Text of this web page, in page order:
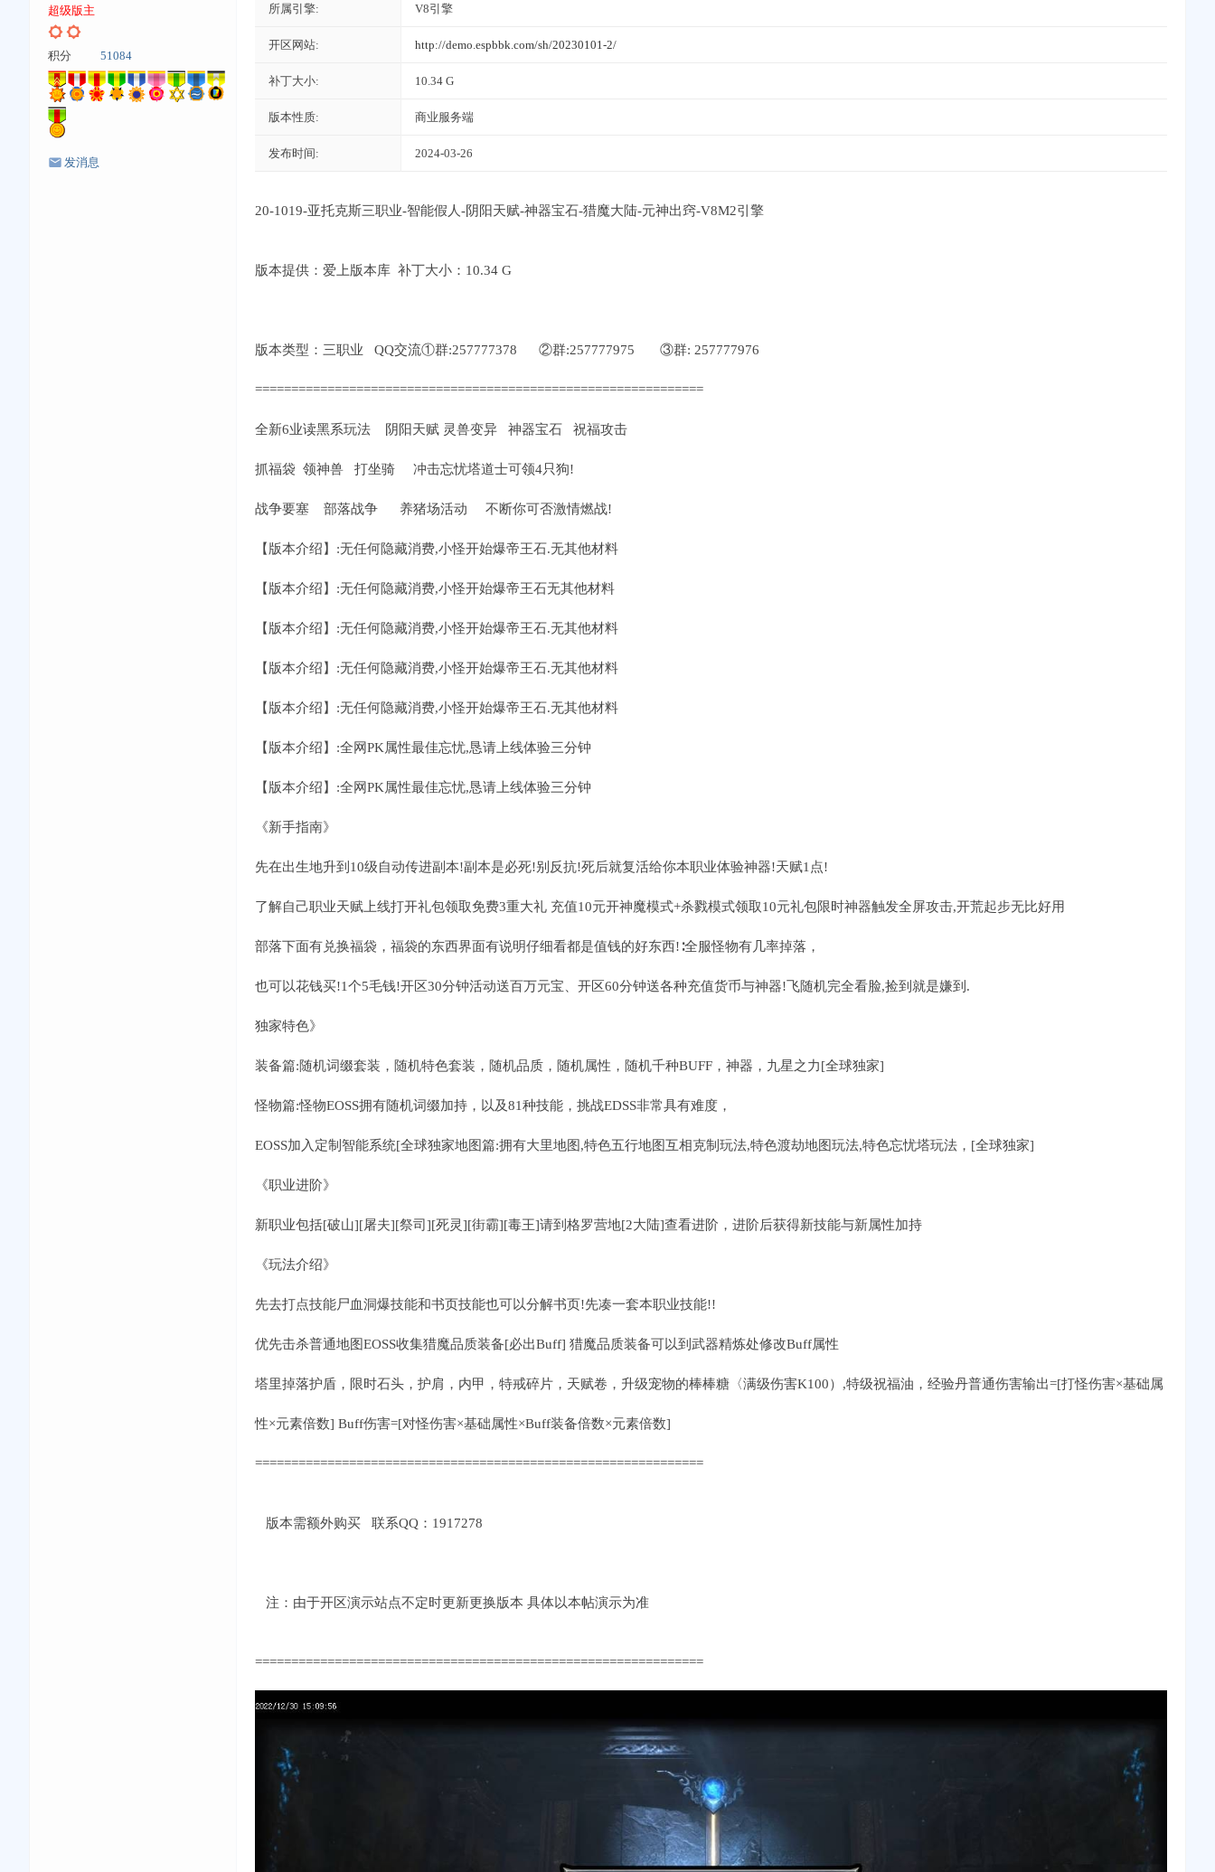
超级版主
积分 51084
发消息
所属引擎: V8引擎
开区网站: http://demo.espbbk.com/sh/20230101-2/
补丁大小: 10.34 G
版本性质: 商业服务端
发布时间: 2024-03-26
20-1019-亚托克斯三职业-智能假人-阴阳天赋-神器宝石-猎魔大陆-元神出窍-V8M2引擎
版本提供：爱上版本库 补丁大小：10.34 G
版本类型：三职业 QQ交流①群:257777378 ②群:257777975 ③群: 257777976
==============================================================
全新6业读黑系玩法 阴阳天赋 灵兽变异 神器宝石 祝福攻击
抓福袋 领神兽 打坐骑 冲击忘忧塔道士可领4只狗!
战争要塞 部落战争 养猪场活动 不断你可否激情燃战!
【版本介绍】:无任何隐藏消费,小怪开始爆帝王石.无其他材料
【版本介绍】:无任何隐藏消费,小怪开始爆帝王石无其他材料
【版本介绍】:无任何隐藏消费,小怪开始爆帝王石.无其他材料
【版本介绍】:无任何隐藏消费,小怪开始爆帝王石.无其他材料
【版本介绍】:无任何隐藏消费,小怪开始爆帝王石.无其他材料
【版本介绍】:全网PK属性最佳忘忧,恳请上线体验三分钟
【版本介绍】:全网PK属性最佳忘忧,恳请上线体验三分钟
《新手指南》
先在出生地升到10级自动传进副本!副本是必死!别反抗!死后就复活给你本职业体验神器!天赋1点!
了解自己职业天赋上线打开礼包领取免费3重大礼 充值10元开神魔模式+杀戮模式领取10元礼包限时神器触发全屏攻击,开荒起步无比好用
部落下面有兑换福袋，福袋的东西界面有说明仔细看都是值钱的好东西!∶全服怪物有几率掉落，
也可以花钱买!1个5毛钱!开区30分钟活动送百万元宝、开区60分钟送各种充值货币与神器!飞随机完全看脸,捡到就是嫌到.
独家特色》
装备篇:随机词缀套装，随机特色套装，随机品质，随机属性，随机千种BUFF，神器，九星之力[全球独家]
怪物篇:怪物EOSS拥有随机词缀加持，以及81种技能，挑战EDSS非常具有难度，
EOSS加入定制智能系统[全球独家地图篇:拥有大里地图,特色五行地图互相克制玩法,特色渡劫地图玩法,特色忘忧塔玩法，[全球独家]
《职业进阶》
新职业包括[破山][屠夫][祭司][死灵][街霸][毒王]请到格罗营地[2大陆]查看进阶，进阶后获得新技能与新属性加持
《玩法介绍》
先去打点技能尸血洞爆技能和书页技能也可以分解书页!先凑一套本职业技能!!
优先击杀普通地图EOSS收集猎魔品质装备[必出Buff] 猎魔品质装备可以到武器精炼处修改Buff属性
塔里掉落护盾，限时石头，护肩，内甲，特戒碎片，天赋卷，升级宠物的棒棒糖〈满级伤害K100）,特级祝福油，经验丹普通伤害输出=[打怪伤害×基础属
性×元素倍数] Buff伤害=[对怪伤害×基础属性×Buff装备倍数×元素倍数]
==============================================================
版本需额外购买 联系QQ：1917278
注：由于开区演示站点不定时更新更换版本 具体以本帖演示为准
==============================================================